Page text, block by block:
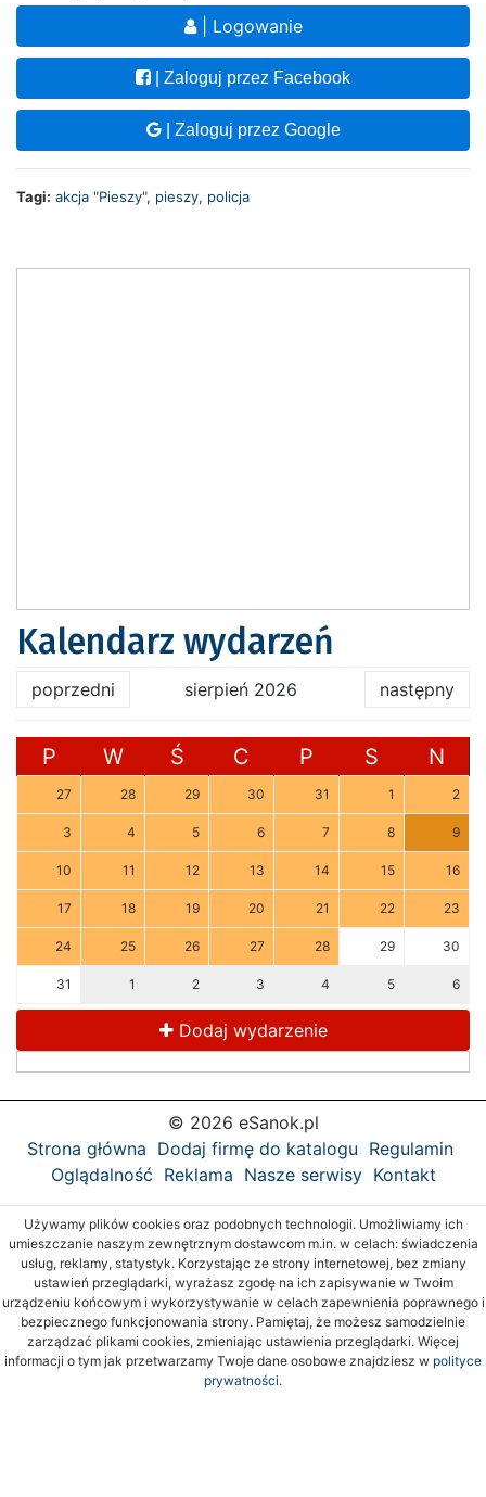
| Logowanie
| Zaloguj przez Facebook
| Zaloguj przez Google
Tagi: akcja "Pieszy", pieszy, policja
Kalendarz wydarzeń
poprzedni sierpień 2026 następny
P W Ś C P S N
27 28 29 30 31 1 2
3 4 5 6 7 8 9
10 11 12 13 14 15 16
17 18 19 20 21 22 23
24 25 26 27 28 29 30
31 1 2 3 4 5 6
Dodaj wydarzenie
© 2026 eSanok.pl
Strona główna Dodaj firmę do katalogu Regulamin
Oglądalność Reklama Nasze serwisy Kontakt
Używamy plików cookies oraz podobnych technologii. Umożliwiamy ich
umieszczanie naszym zewnętrznym dostawcom m.in. w celach: świadczenia
usług, reklamy, statystyk. Korzystając ze strony internetowej, bez zmiany
ustawień przeglądarki, wyrażasz zgodę na ich zapisywanie w Twoim
urządzeniu końcowym i wykorzystywanie w celach zapewnienia poprawnego i
bezpiecznego funkcjonowania strony. Pamiętaj, że możesz samodzielnie
zarządzać plikami cookies, zmieniając ustawienia przeglądarki. Więcej
informacji o tym jak przetwarzamy Twoje dane osobowe znajdziesz w polityce
prywatności.